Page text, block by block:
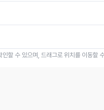
할 수 있으며, 드래그로 위치를 이동할